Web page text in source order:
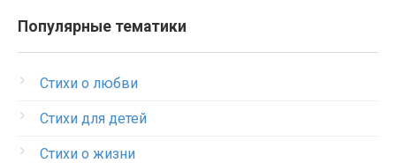
Популярные тематики
Стихи о любви
Стихи для детей
Стихи о жизни